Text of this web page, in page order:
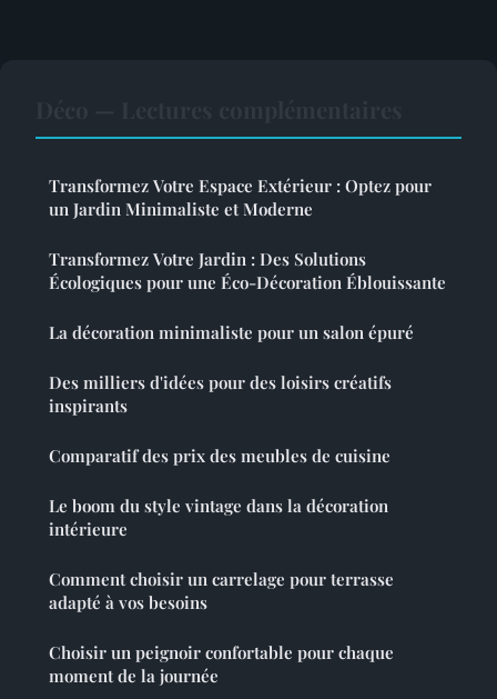
Transformez Votre Espace Extérieur : Optez pour
un Jardin Minimaliste et Moderne
Transformez Votre Jardin : Des Solutions
Écologiques pour une Éco-Décoration Éblouissante
La décoration minimaliste pour un salon épuré
Des milliers d'idées pour des loisirs créatifs
inspirants
Comparatif des prix des meubles de cuisine
Le boom du style vintage dans la décoration
intérieure
Comment choisir un carrelage pour terrasse
adapté à vos besoins
Choisir un peignoir confortable pour chaque
moment de la journée